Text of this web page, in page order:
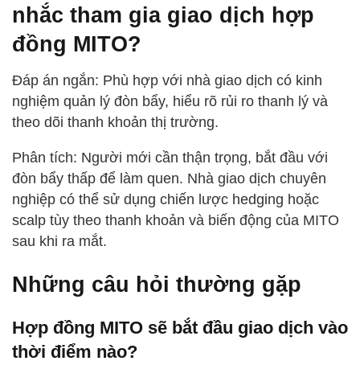
nhắc tham gia giao dịch hợp
đồng MITO?
Đáp án ngắn: Phù hợp với nhà giao dịch có kinh
nghiệm quản lý đòn bẩy, hiểu rõ rủi ro thanh lý và
theo dõi thanh khoản thị trường.
Phân tích: Người mới cần thận trọng, bắt đầu với
đòn bẩy thấp để làm quen. Nhà giao dịch chuyên
nghiệp có thể sử dụng chiến lược hedging hoặc
scalp tùy theo thanh khoản và biến động của MITO
sau khi ra mắt.
Những câu hỏi thường gặp
Hợp đồng MITO sẽ bắt đầu giao dịch vào
thời điểm nào?